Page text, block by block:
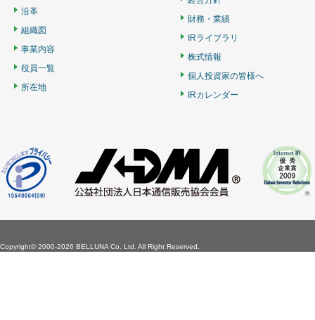
沿革
組織図
事業内容
役員一覧
所在地
財務・業績
IRライブラリ
株式情報
個人投資家の皆様へ
IRカレンダー
Copyright©2000-2026 BELLUNA Co. Ltd. All Right Reserved.